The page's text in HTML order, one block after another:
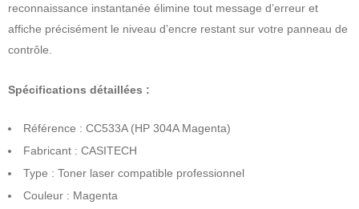
reconnaissance instantanée élimine tout message d’erreur et
affiche précisément le niveau d’encre restant sur votre panneau de
contrôle.
Spécifications détaillées :
Référence : CC533A (HP 304A Magenta)
Fabricant : CASITECH
Type : Toner laser compatible professionnel
Couleur : Magenta